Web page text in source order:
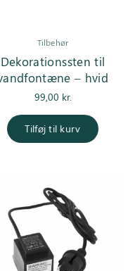
Tilbehør
Dekorationssten til
– hvid
99,00 kr.
Tilføj til kurv